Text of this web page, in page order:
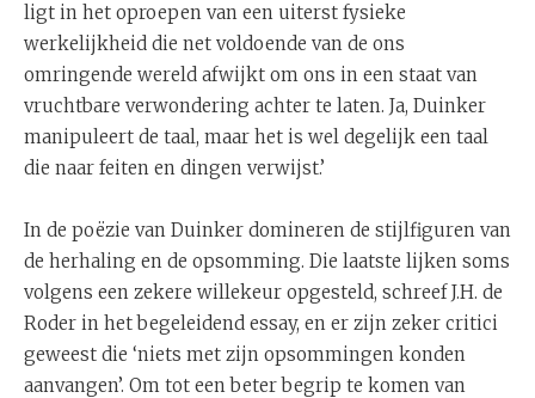
ligt in het oproepen van een uiterst fysieke
werkelijkheid die net voldoende van de ons
omringende wereld afwijkt om ons in een staat van
vruchtbare verwondering achter te laten. Ja, Duinker
manipuleert de taal, maar het is wel degelijk een taal
die naar feiten en dingen verwijst.’
In de poëzie van Duinker domineren de stijlfiguren van
de herhaling en de opsomming. Die laatste lijken soms
volgens een zekere willekeur opgesteld, schreef J.H. de
Roder in het begeleidend essay, en er zijn zeker critici
geweest die ‘niets met zijn opsommingen konden
aanvangen’. Om tot een beter begrip te komen van